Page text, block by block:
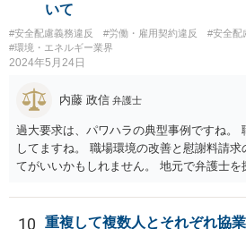
いて
#安全配慮義務違反 #労働・雇用契約違反
#安全配
#環境・エネルギー業界
2024年5月24日
内藤 政信 弁護士
過大要求は、パワハラの典型事例ですね。
してますね。 職場環境の改善と慰謝料請
てがいいかもしれません。 地元で弁護士を
10 重複して複数人とそれぞれ協